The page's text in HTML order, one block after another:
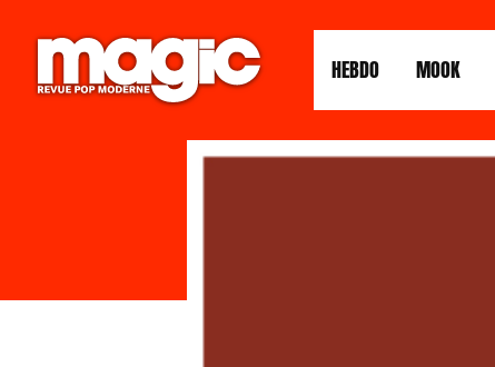
HEBDO MOOK